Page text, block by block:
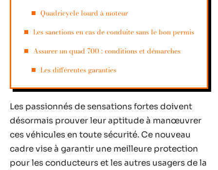
Quadricycle lourd à moteur
Les sanctions en cas de conduite sans le bon permis
Assurer un quad 700 : conditions et démarches
Les différentes garanties
Les passionnés de sensations fortes doivent
désormais prouver leur aptitude à manœuvrer
ces véhicules en toute sécurité. Ce nouveau
cadre vise à garantir une meilleure protection
pour les conducteurs et les autres usagers de la